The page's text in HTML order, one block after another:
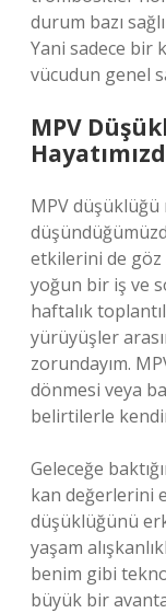
durum bazı
Yani sadece bir
vücudun genel
MPV
MPV
etkilerini de göz
yoğun bir iş ve
haftalık
yürüyüşler
zorundayım.
dönmesi veya
belirtilerle
Geleceğe
kan değerlerini
düşüklüğünü
yaşam
benim gibi
büyük bir